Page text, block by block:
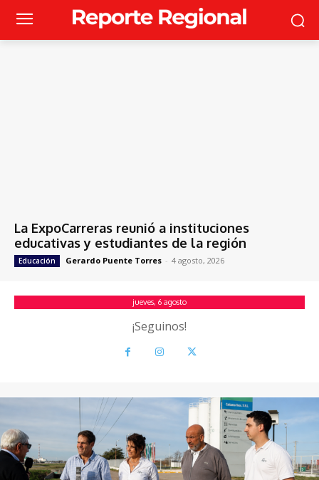
La ExpoCarreras reunió a instituciones
educativas y estudiantes de la región
Educación Gerardo Puente Torres - 4 agosto, 2026
jueves, 6 agosto
¡Seguinos!